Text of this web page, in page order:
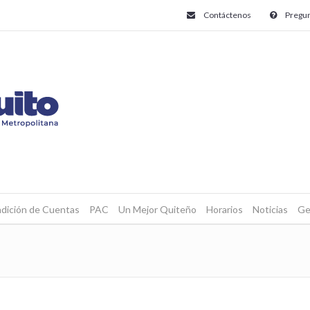
Contáctenos
de Cuentas PAC Un Mejor Quiteño Horarios Noticias